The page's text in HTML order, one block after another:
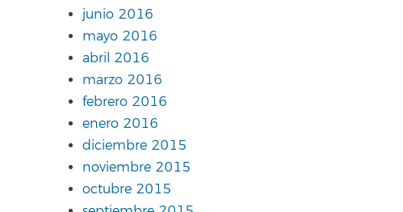
junio 2016
mayo 2016
abril 2016
marzo 2016
febrero 2016
enero 2016
diciembre 2015
noviembre 2015
octubre 2015